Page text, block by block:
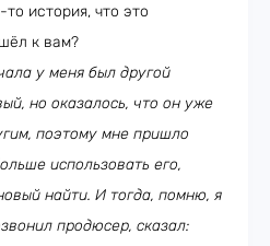
то история, что это
к вам?
у меня был другой
но оказалось, что он уже
поэтому мне пришло
использовать его,
найти. И тогда, помню, я
продюсер, сказал: